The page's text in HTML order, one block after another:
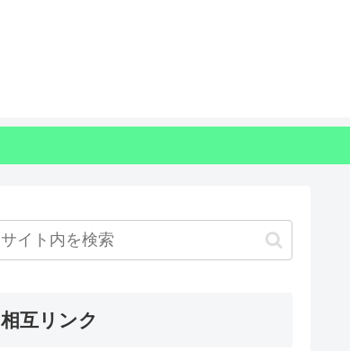
相互リンク